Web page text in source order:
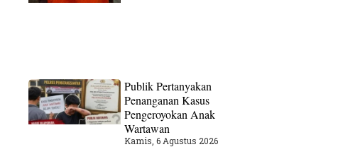
Publik Pertanyakan
Penanganan Kasus
Pengeroyokan Anak
Wartawan
Kamis, 6 Agustus 2026